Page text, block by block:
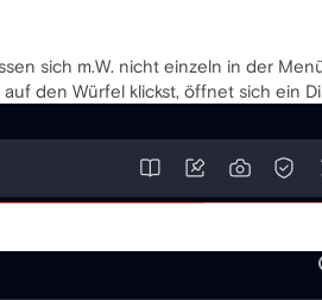
sich m.W. nicht einzeln in der
den Würfel klickst, öffnet sich ein